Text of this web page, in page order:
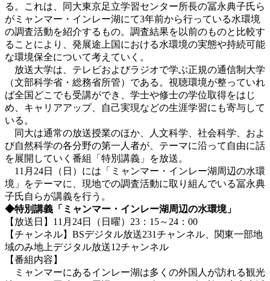
る。これは、同大東京足立学習センター所長の冨永典子氏ら
がミャンマー・インレー湖にて3年前から行っている水環境
の調査活動を紹介するもの。調査結果を以前のものと比較す
ることにより、発展途上国における水環境の実態や持続可能
な環境保全について考えていく。
放送大学は、テレビおよびラジオで学ぶ正規の通信制大学
（文部科学省・総務省所管）である。視聴環境が整っていれ
ば全国どこでも受講ができ、学士や修士の学位取得をはじ
め、キャリアアップ、自己実現などの生涯学習にも寄与して
いる。
同大は通常の放送授業のほか、人文科学、社会科学、およ
び自然科学の各分野の第一人者が、テーマに沿って自由に話
を展開していく番組「特別講義」を放送。
11月24日（日）には「ミャンマー・インレー湖周辺の水環
境」をテーマに、現地での調査活動に取り組んでいる冨永典
子氏自らが講義を行う。
◆特別講義「ミャンマー・インレー湖周辺の水環境」
【放送日】11月24日（日曜）23：15～24：00
【チャンネル】BSデジタル放送231チャンネル、関東一部地
域のみ地上デジタル放送12チャンネル
【番組内容】
ミャンマーにあるインレー湖は多くの外国人が訪れる観光